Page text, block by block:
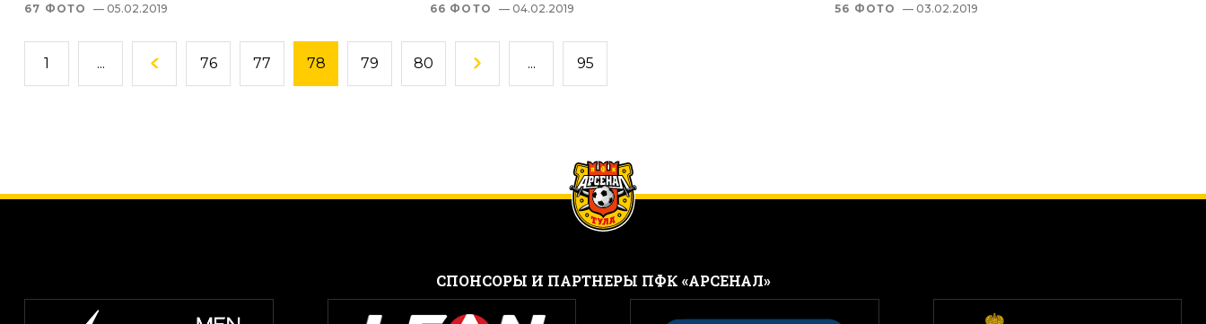
67 ФОТО — 05.02.2019 66 ФОТО — 04.02.2019 56 ФОТО — 03.02.2019
1 ... 76 77 78 79 80 ... 95
CПОНСОРЫ И ПАРТНЕРЫ ПФК «АРСЕНАЛ»